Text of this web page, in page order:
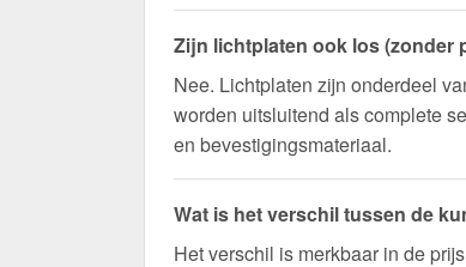
Zijn lichtplaten ook los (zonder
Nee. Lichtplaten zijn onderdeel
worden uitsluitend als complete
en bevestigingsmateriaal.
Wat is het verschil tussen de
Het verschil is merkbaar in de